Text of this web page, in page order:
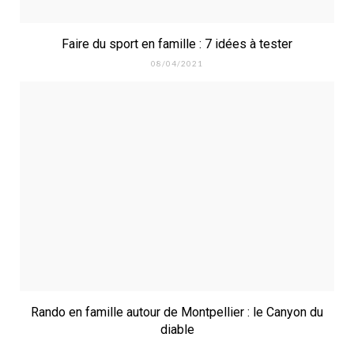
Faire du sport en famille : 7 idées à tester
08/04/2021
Rando en famille autour de Montpellier : le Canyon du
diable